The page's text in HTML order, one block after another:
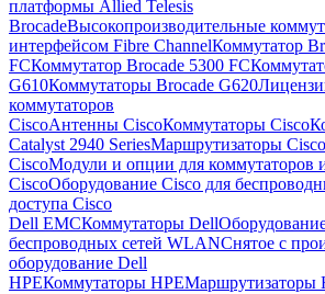
платформы Allied Telesis
BrocadeВысокопроизводительные
интерфейсом Fibre ChannelКоммутатор
FCКоммутатор Brocade 5300 FC
G610Коммутаторы Brocade G620
коммутаторов
CiscoАнтенны CiscoКоммутаторы Cisco
Catalyst 2940 SeriesМаршрутизаторы Cisco
CiscoМодули и опции для коммутаторов
CiscoОборудование Cisco для
доступа Cisco
Dell EMCКоммутаторы Dell
беспроводных сетей WLANСнятое с
оборудование Dell
HPEКоммутаторы HPEМаршрутизаторы